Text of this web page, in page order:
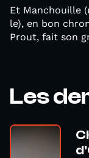
Et Manchouille
le), en bon
Prout, fait son
Les